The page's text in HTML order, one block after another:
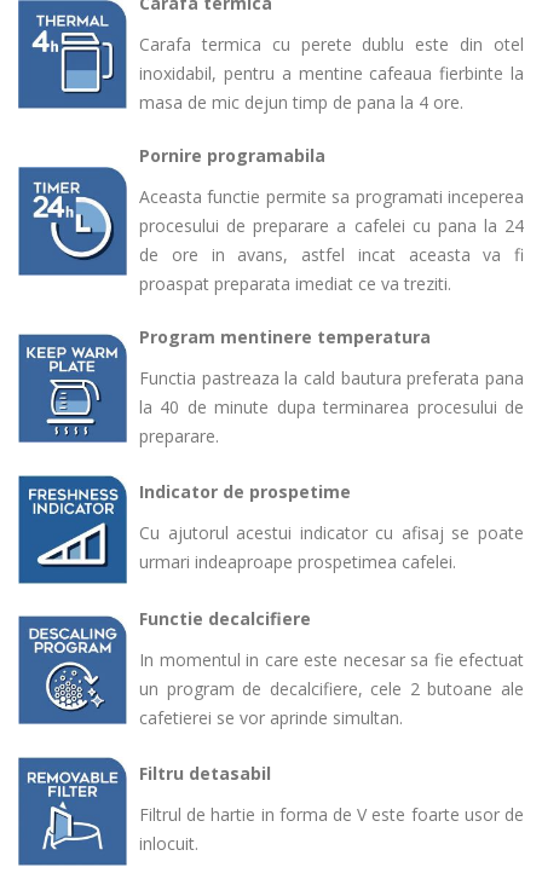
Carafa termica cu perete dublu este din otel
inoxidabil, pentru a mentine cafeaua fierbinte la
masa de mic dejun timp de pana la 4 ore.
Pornire programabila
Aceasta functie permite sa programati inceperea
procesului de preparare a cafelei cu pana la 24
de ore in avans, astfel incat aceasta va fi
proaspat preparata imediat ce va treziti.
Program mentinere temperatura
Functia pastreaza la cald bautura preferata pana
la 40 de minute dupa terminarea procesului de
preparare.
Indicator de prospetime
Cu ajutorul acestui indicator cu afisaj se poate
urmari indeaproape prospetimea cafelei.
Functie decalcifiere
In momentul in care este necesar sa fie efectuat
un program de decalcifiere, cele 2 butoane ale
cafetierei se vor aprinde simultan.
Filtru detasabil
Filtrul de hartie in forma de V este foarte usor de
inlocuit.